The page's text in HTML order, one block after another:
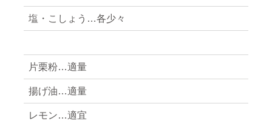
塩・こしょう…各少々
片栗粉…適量
揚げ油…適量
レモン…適宜